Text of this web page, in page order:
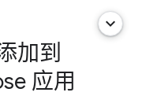
加到
应用
keyboard_arrow_down